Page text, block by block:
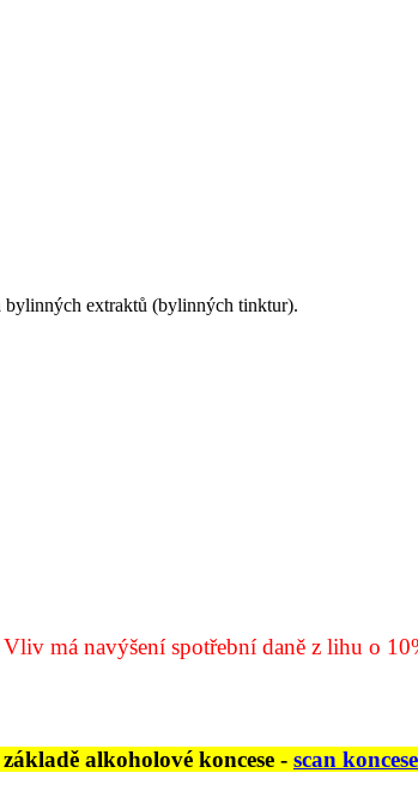
extraktů (bylinných tinktur).
Vliv má navýšení spotřební daně z lihu o
alkoholové koncese - scan